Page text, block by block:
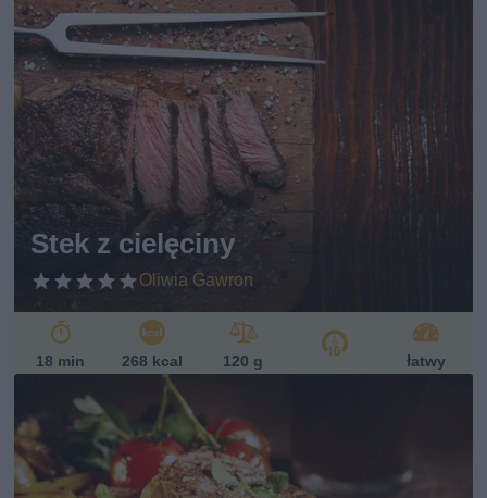
Stek z cielęciny
Oliwia Gawron
18 min 268 kcal 120 g łatwy